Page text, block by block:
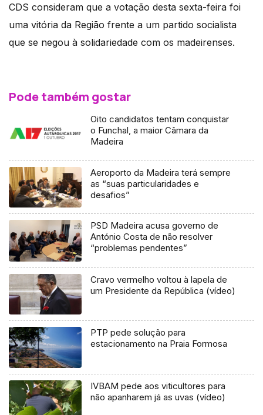
CDS consideram que a votação desta sexta-feira foi
uma vitória da Região frente a um partido socialista
que se negou à solidariedade com os madeirenses.
Pode também gostar
Oito candidatos tentam conquistar
o Funchal, a maior Câmara da
Madeira
Aeroporto da Madeira terá sempre
as “suas particularidades e
desafios”
PSD Madeira acusa governo de
António Costa de não resolver
“problemas pendentes”
Cravo vermelho voltou à lapela de
um Presidente da República (vídeo)
PTP pede solução para
estacionamento na Praia Formosa
IVBAM pede aos viticultores para
não apanharem já as uvas (vídeo)